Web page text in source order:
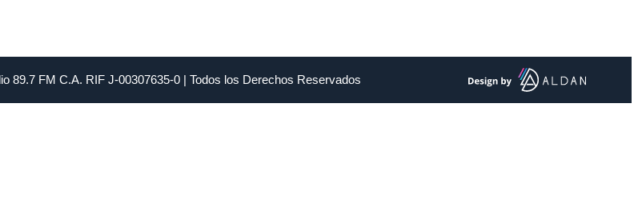
89.7 FM C.A. RIF J-00307635-0 | Todos los Derechos Reservados